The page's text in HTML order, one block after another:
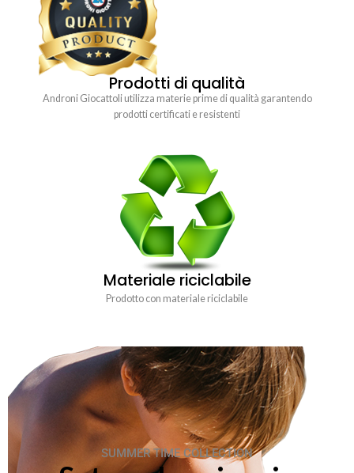
Prodotti di qualità
Androni Giocattoli utilizza materie prime di qualità garantendo
prodotti certificati e resistenti
Materiale riciclabile
Prodotto con materiale riciclabile
SUMMER TIME COLLECTION